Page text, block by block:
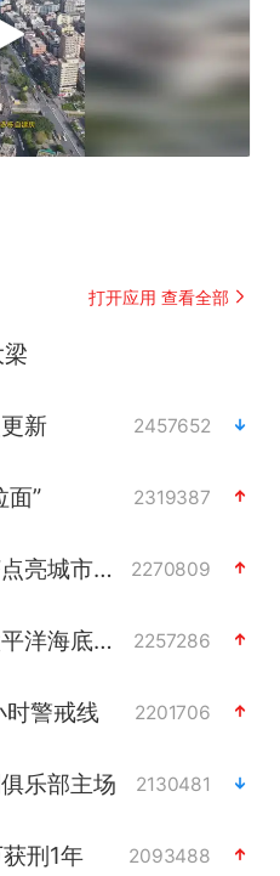
打开应用 查看全部
新 2457652
面” 2319387
以“新”破局 首发经济点亮城市消费活力 2270809
中方回应是否开采太平洋海底稀土资源 2257286
警戒线 2201706
乐部主场 2130481
刑1年 2093488